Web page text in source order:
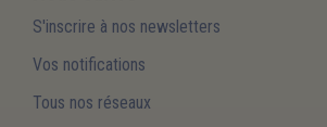
S'inscrire à nos newsletters
Vos notifications
Tous nos réseaux